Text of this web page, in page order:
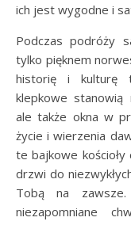
ich jest wygodne i
Podczas podróży
tylko pięknem
historię i kulturę
klepkowe stanowią
ale także okna w
życie i wierzenia
te bajkowe
drzwi do
Tobą na
niezapomniane